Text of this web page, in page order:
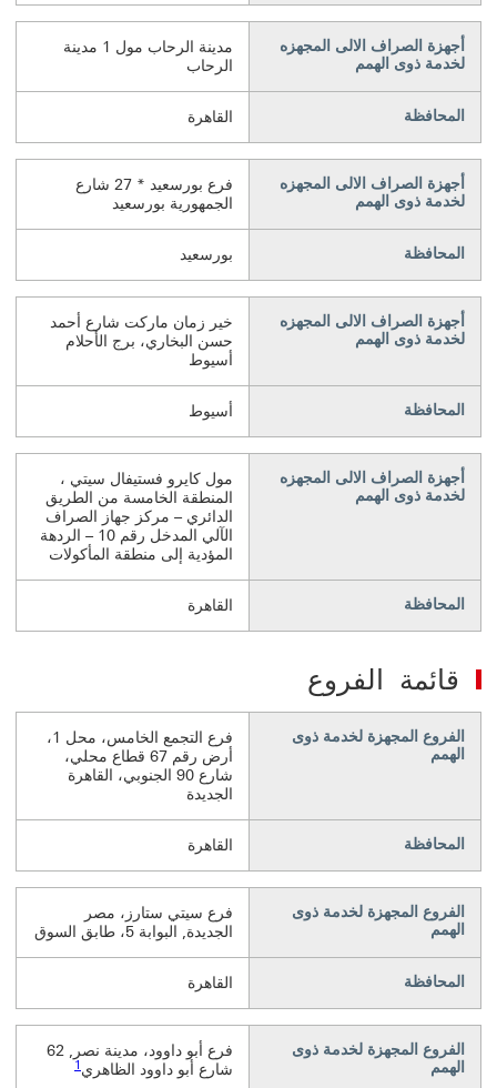
أجهزة الصراف الالى المجهزه
لخدمة ذوى الهمم
مدينة الرحاب مول 1 مدينة
الرحاب
المحافظة القاهرة
أجهزة الصراف الالى المجهزه
لخدمة ذوى الهمم
فرع بورسعيد * 27 شارع
الجمهورية بورسعيد
المحافظة بورسعيد
أجهزة الصراف الالى المجهزه
لخدمة ذوى الهمم
خير زمان ماركت شارع أحمد
حسن البخاري، برج الأحلام
أسيوط
المحافظة أسيوط
أجهزة الصراف الالى المجهزه
لخدمة ذوى الهمم
مول كايرو فستيفال سيتي ،
المنطقة الخامسة من الطريق
الدائري – مركز جهاز الصراف
الآلي المدخل رقم 10 – الردهة
المؤدية إلى منطقة المأكولات
المحافظة القاهرة
قائمة الفروع
الفروع المجهزة لخدمة ذوى
الهمم
فرع التجمع الخامس، محل 1،
أرض رقم 67 قطاع محلي،
شارع 90 الجنوبي، القاهرة
الجديدة
المحافظة القاهرة
الفروع المجهزة لخدمة ذوى
الهمم
فرع سيتي ستارز، مصر
الجديدة, البوابة 5، طابق السوق
المحافظة القاهرة
الفروع المجهزة لخدمة ذوى
الهمم
فرع أبو داوود، مدينة نصر, 62
شارع أبو داوود الظاهري 1